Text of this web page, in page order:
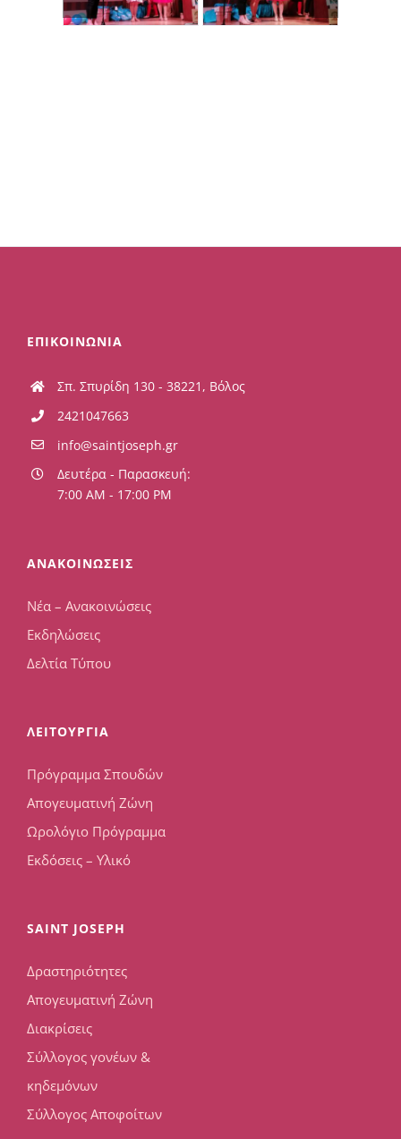
ΕΠΙΚΟΙΝΩΝΙΑ
Σπ. Σπυρίδη 130 - 38221, Βόλος
2421047663
info@saintjoseph.gr
Δευτέρα - Παρασκευή:
7:00 AM - 17:00 PM
ΑΝΑΚΟΙΝΩΣΕΙΣ
Νέα – Ανακοινώσεις
Εκδηλώσεις
Δελτία Τύπου
ΛΕΙΤΟΥΡΓΙΑ
Πρόγραμμα Σπουδών
Απογευματινή Ζώνη
Ωρολόγιο Πρόγραμμα
Εκδόσεις – Υλικό
SAINT JOSEPH
Δραστηριότητες
Απογευματινή Ζώνη
Διακρίσεις
Σύλλογος γονέων &
κηδεμόνων
Σύλλογος Αποφοίτων